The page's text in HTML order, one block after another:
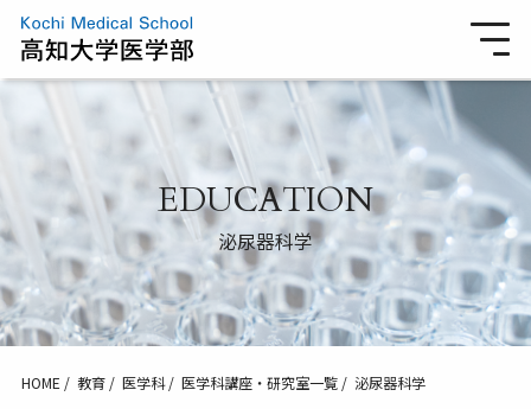
EDUCATION
泌尿器科学
HOME 教育 医学科 医学科講座・研究室一覧 泌尿器科学